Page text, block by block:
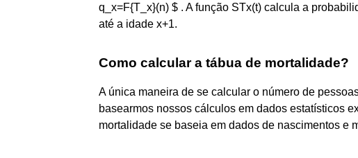
q_x=F{T_x}(n) $ . A função STx(t) calcula a
até a idade x+1.
Como calcular a tábua de mortalidade?
A única maneira de se calcular o número de
basearmos nossos cálculos em dados estatísticos
mortalidade se baseia em dados de nascimentos e